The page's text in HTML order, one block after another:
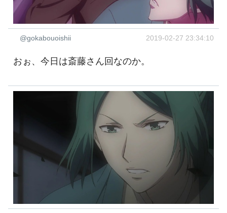
@gokabouoishii 2019-02-27 23:34:10
おぉ、今日は斎藤さん回なのか。